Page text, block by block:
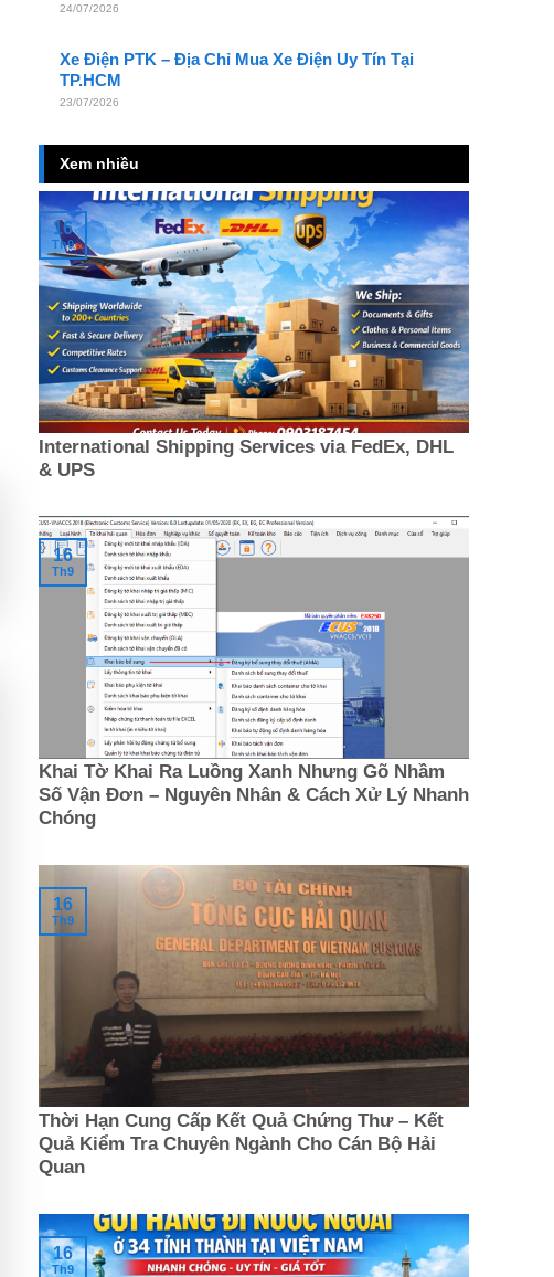
24/07/2026
Xe Điện PTK – Địa Chỉ Mua Xe Điện Uy Tín Tại
TP.HCM
23/07/2026
Xem nhiều
International Shipping Services via FedEx, DHL
& UPS
16
Th9
Khai Tờ Khai Ra Luồng Xanh Nhưng Gõ Nhầm
Số Vận Đơn – Nguyên Nhân & Cách Xử Lý Nhanh
Chóng
16
Th9
Thời Hạn Cung Cấp Kết Quả Chứng Thư – Kết
Quả Kiểm Tra Chuyên Ngành Cho Cán Bộ Hải
Quan
16
Th9
16
Th9